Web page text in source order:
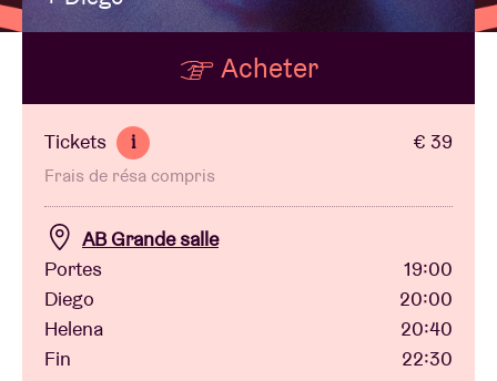
Location de salles
BRDCST
ABtv
Chèque-concert
À propos de l'AB
Acheter
Tickets i € 39
Frais de résa compris
AB Grande salle
Portes
19:00
Diego
20:00
Helena
20:40
Fin
22:30